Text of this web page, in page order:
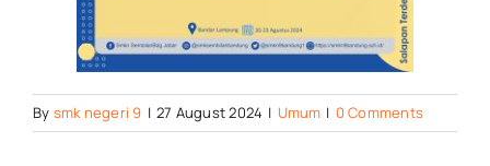
By smk negeri 9 | 27 August 2024 | Umum | 0 Comments